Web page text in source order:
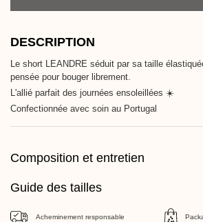
DESCRIPTION
Le short LEANDRE séduit par sa taille
pensée pour bouger librement.
L'allié parfait des journées ensoleillées ☀️
Confectionnée avec soin au Portugal
Composition et entretien
Guide des tailles
Acheminement responsable